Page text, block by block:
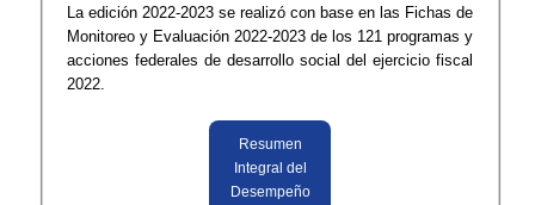
La edición 2022-2023 se realizó con base en las Fichas de
Monitoreo y Evaluación 2022-2023 de los 121 programas y
acciones federales de desarrollo social del ejercicio fiscal
2022.
Resumen
Integral del
Desempeño